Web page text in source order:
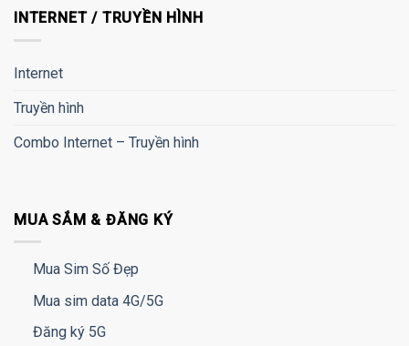
INTERNET / TRUYỀN HÌNH
Internet
Truyền hình
Combo Internet – Truyền hình
MUA SẮM & ĐĂNG KÝ
Mua Sim Số Đẹp
Mua sim data 4G/5G
Đăng ký 5G